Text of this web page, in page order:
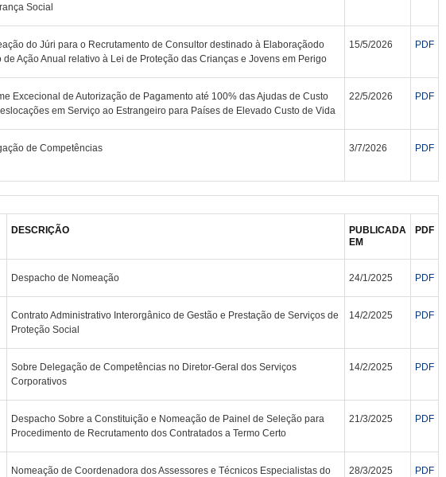
Social
do Júri para o Recrutamento de Consultor destinado à Elaboraçãodo
de Ação Anual relativo à Lei de Proteção das Crianças e Jovens em Perigo
15/5/2026 PDF
Excecional de Autorização de Pagamento até 100% das Ajudas de Custo
em Serviço ao Estrangeiro para Países de Elevado Custo de Vida
22/5/2026 PDF
de Competências 3/7/2026 PDF
DESCRIÇÃO
PUBLICADA
EM
PDF
Despacho de Nomeação 24/1/2025 PDF
Contrato Administrativo Interorgânico de Gestão e Prestação de Serviços de
Proteção Social
14/2/2025 PDF
Sobre Delegação de Competências no Diretor-Geral dos Serviços
Corporativos
14/2/2025 PDF
Despacho Sobre a Constituição e Nomeação de Painel de Seleção para
Procedimento de Recrutamento dos Contratados a Termo Certo
21/3/2025 PDF
Nomeação de Coordenadora dos Assessores e Técnicos Especialistas do
28/3/2025 PDF